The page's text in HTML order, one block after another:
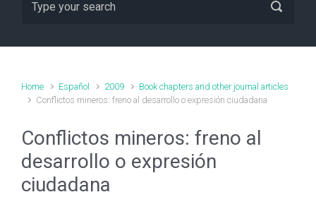
Home Español 2009
Book chapters and other journal articles
Conflictos mineros: freno al desarrollo o expresión ciudadana
Conflictos mineros: freno al
desarrollo o expresión
ciudadana